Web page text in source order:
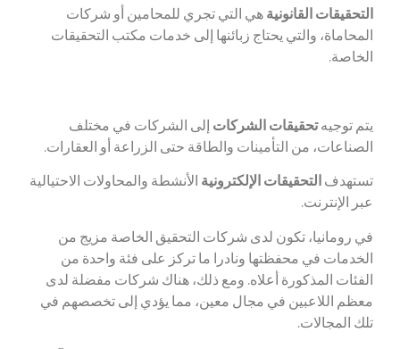
التحقيقات القانونية هي التي تجري للمحامين أو شركات
المحاماة، والتي يحتاج زبائنها إلى خدمات مكتب التحقيقات
الخاصة.
يتم توجيهتحقيقات الشركات إلى الشركات في مختلف
الصناعات، من التأمينات والطاقة حتى الزراعة أو العقارات.
تستهدف التحقيقات الإلكترونية الأنشطة والمحاولات الاحتيالية
عبر الإنترنت.
في رومانيا، تكون لدى شركات التحقيق الخاصة مزيج من
الخدمات في محفظتها ونادرا ما تركز على فئة واحدة من
الفئات المذكورة أعلاه. ومع ذلك، هناك شركات مفضلة لدى
معظم اللاعبين في مجال معين، مما يؤدي إلى تخصصهم في
تلك المجالات.